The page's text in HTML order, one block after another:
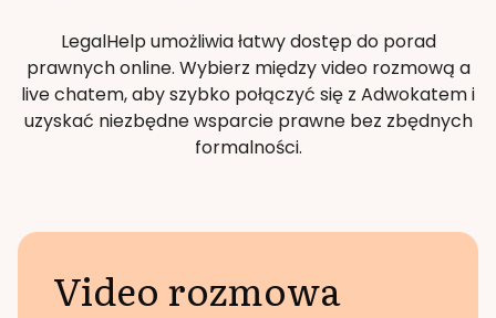
LegalHelp umożliwia łatwy dostęp do porad
prawnych online. Wybierz między video rozmową a
live chatem, aby szybko połączyć się z Adwokatem i
uzyskać niezbędne wsparcie prawne bez zbędnych
formalności.
Video rozmowa